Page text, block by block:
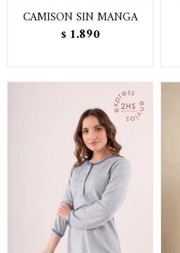
CAMISON SIN MANGA
$ 1.890